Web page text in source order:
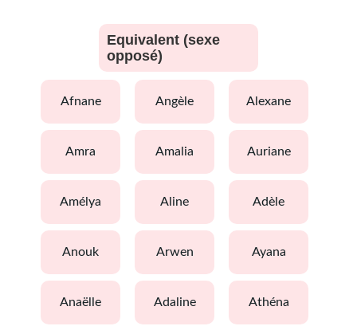
Equivalent (sexe
opposé)
afnane angèle alexane
amra amalia auriane
amélya aline adèle
anouk arwen ayana
anaëlle adaline athéna